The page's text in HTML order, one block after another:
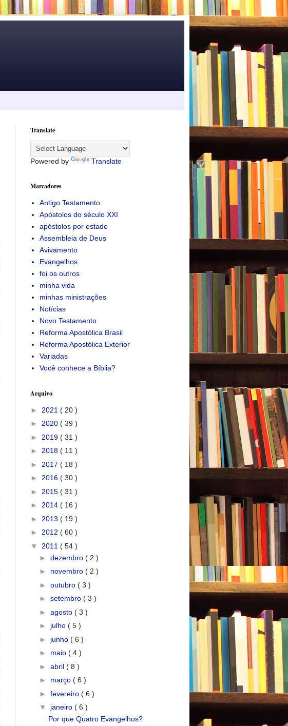
Translate
Powered by Translate
Marcadores
Antigo Testamento
Apóstolos do século XXI
apóstolos por estado
Assembleia de Deus
Avivamento
Evangelhos
foi os outros
minha vida
minhas ministrações
Notícias
Novo Testamento
Reforma Apostólica Brasil
Reforma Apostólica Exterior
Variadas
Você conhece a Bíblia?
Arquivo
► 2021 ( 20 )
► 2020 ( 39 )
► 2019 ( 31 )
► 2018 ( 11 )
► 2017 ( 18 )
► 2016 ( 30 )
► 2015 ( 31 )
► 2014 ( 16 )
► 2013 ( 19 )
► 2012 ( 60 )
▼ 2011 ( 54 )
► dezembro ( 2 )
► novembro ( 2 )
► outubro ( 3 )
► setembro ( 3 )
► agosto ( 3 )
► julho ( 5 )
► junho ( 6 )
► maio ( 4 )
► abril ( 8 )
► março ( 6 )
► fevereiro ( 6 )
▼ janeiro ( 6 )
Por que Quatro Evangelhos?